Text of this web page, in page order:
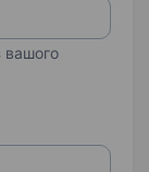
вашого